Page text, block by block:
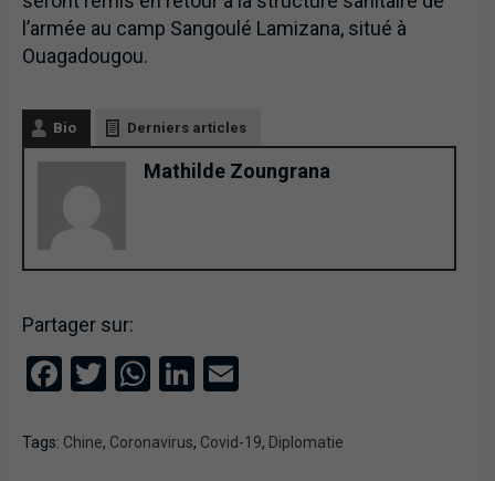
l’armée au camp Sangoulé Lamizana, situé à
Ouagadougou.
Bio Derniers articles
Mathilde Zoungrana
Partager sur:
Facebook
Twitter
WhatsApp
LinkedIn
Tags: Chine, Coronavirus, Covid-19, Diplomatie